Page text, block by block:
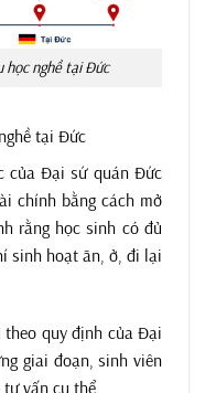
học nghề tại Đức
tại Đức
của Đại sứ quán Đức
chính bằng cách mở
rằng học sinh có đủ
sinh hoạt ăn, ở, đi lại
quy định của Đại
giai đoạn, sinh viên
vấn cụ thể.